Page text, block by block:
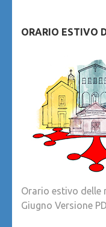
ORARIO ESTIVO
Orario estivo delle
Giugno Versione